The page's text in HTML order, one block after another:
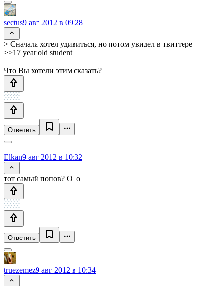
sectus9 авг 2012 в 09:28
> Сначала хотел удивиться, но потом увидел в твиттере
>>17 year old student
Что Вы хотели этим сказать?
Ответить
Elkan9 авг 2012 в 10:32
тот самый попов? О_о
Ответить
truezemez9 авг 2012 в 10:34